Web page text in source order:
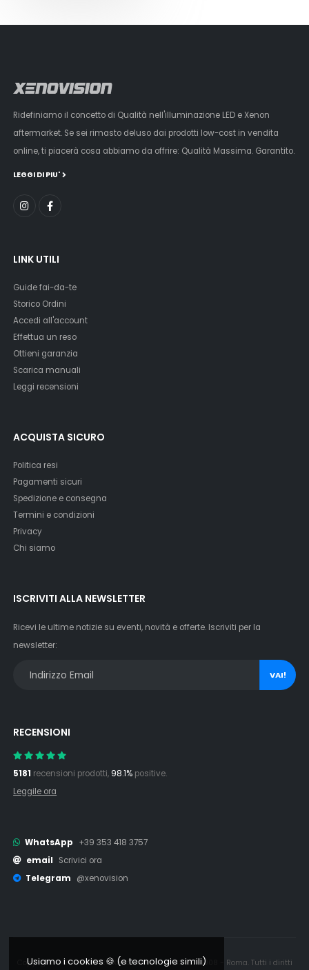
Ridefiniamo il concetto di Qualità nell'illuminazione LED e Xenon
aftermarket. Se sei rimasto deluso dai prodotti low-cost in vendita
online, ti piacerà cosa abbiamo da offrire: Qualità Massima. Garantito.
LEGGI DI PIU'
LINK UTILI
Guide fai-da-te
Storico Ordini
Accedi all'account
Effettua un reso
Ottieni garanzia
Scarica manuali
Leggi recensioni
ACQUISTA SICURO
Politica resi
Pagamenti sicuri
Spedizione e consegna
Termini e condizioni
Privacy
Chi siamo
ISCRIVITI ALLA NEWSLETTER
Ricevi le ultime notizie su eventi, novità e offerte. Iscriviti per la
newsletter:
VAI!
RECENSIONI
5181 recensioni prodotti, 98.1% positive.
Leggile ora
WhatsApp
+39 353 418 3757
email
Scrivici ora
Telegram
@xenovision
Copyright © 2006 - 2026 Xenovision.it - IT16245761008 - Roma. Tutti i diritti
Usiamo i cookies 🍪 (e tecnologie simili)